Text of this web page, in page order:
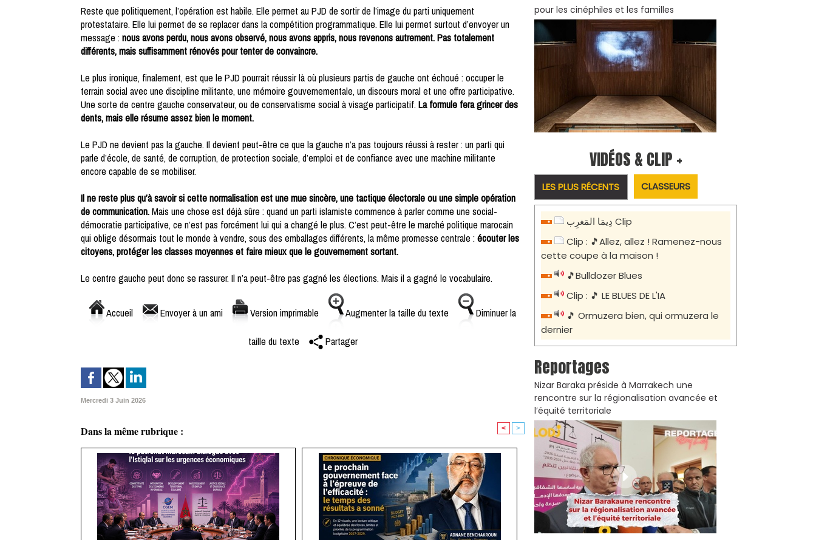
Reste que politiquement, l’opération est habile. Elle permet au PJD de sortir de l’image du parti uniquement
protestataire. Elle lui permet de se replacer dans la compétition programmatique. Elle lui permet surtout d’envoyer un
message :nous avons perdu, nous avons observé, nous avons appris, nous revenons autrement. Pas totalement
différents, mais suffisamment rénovés pour tenter de convaincre.
Le plus ironique, finalement, est que le PJD pourrait réussir là où plusieurs partis de gauche ont échoué : occuper le
terrain social avec une discipline militante, une mémoire gouvernementale, un discours moral et une offre participative.
Une sorte de centre gauche conservateur, ou de conservatisme social à visage participatif.La formule fera grincer des
dents, mais elle résume assez bien le moment.
Le PJD ne devient pas la gauche. Il devient peut-être ce que la gauche n’a pas toujours réussi à rester : un parti qui
parle d’école, de santé, de corruption, de protection sociale, d’emploi et de confiance avec une machine militante
encore capable de se mobiliser.
Il ne reste plus qu’à savoir si cette normalisation est une mue sincère, une tactique électorale ou une simple opération
de communication.Mais une chose est déjà sûre : quand un parti islamiste commence à parler comme une social-
démocratie participative, ce n’est pas forcément lui qui a changé le plus. C’est peut-être le marché politique marocain
qui oblige désormais tout le monde à vendre, sous des emballages différents, la même promesse centrale :écouter les
citoyens, protéger les classes moyennes et faire mieux que le gouvernement sortant.
Le centre gauche peut donc se rassurer. Il n’a peut-être pas gagné les élections. Mais il a gagné le vocabulaire.
Accueil Envoyer à un ami Version imprimable Augmenter la taille du texte Diminuer la
taille du texte Partager
Mercredi 3 Juin 2026
Dans la même rubrique : < >
pour les cinéphiles et les familles
VIDÉOS & CLIP +
LES PLUS RÉCENTS CLASSEURS
دِيمَا المَغرِب Clip
Clip : 🎵Allez, allez ! Ramenez-nous
cette coupe à la maison !
🎵Bulldozer Blues
Clip : 🎵 LE BLUES DE L'IA
🎵 Ormuzera bien, qui ormuzera le
dernier
Reportages
Nizar Baraka préside à Marrakech une
rencontre sur la régionalisation avancée et
l’équité territoriale